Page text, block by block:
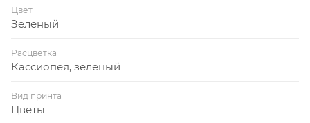
Цвет
Зеленый
Расцветка
Кассиопея, зеленый
Вид принта
Цветы